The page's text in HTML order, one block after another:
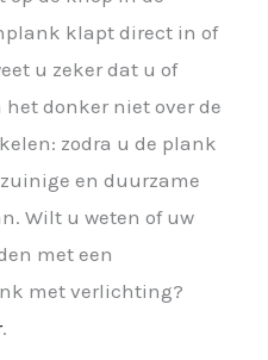
klapt direct in of
u zeker dat u of
donker niet over de
zodra u de plank
en duurzame
Wilt u weten of uw
met een
met verlichting?
.